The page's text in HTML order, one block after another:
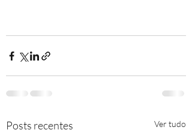
Posts recentes Ver tudo